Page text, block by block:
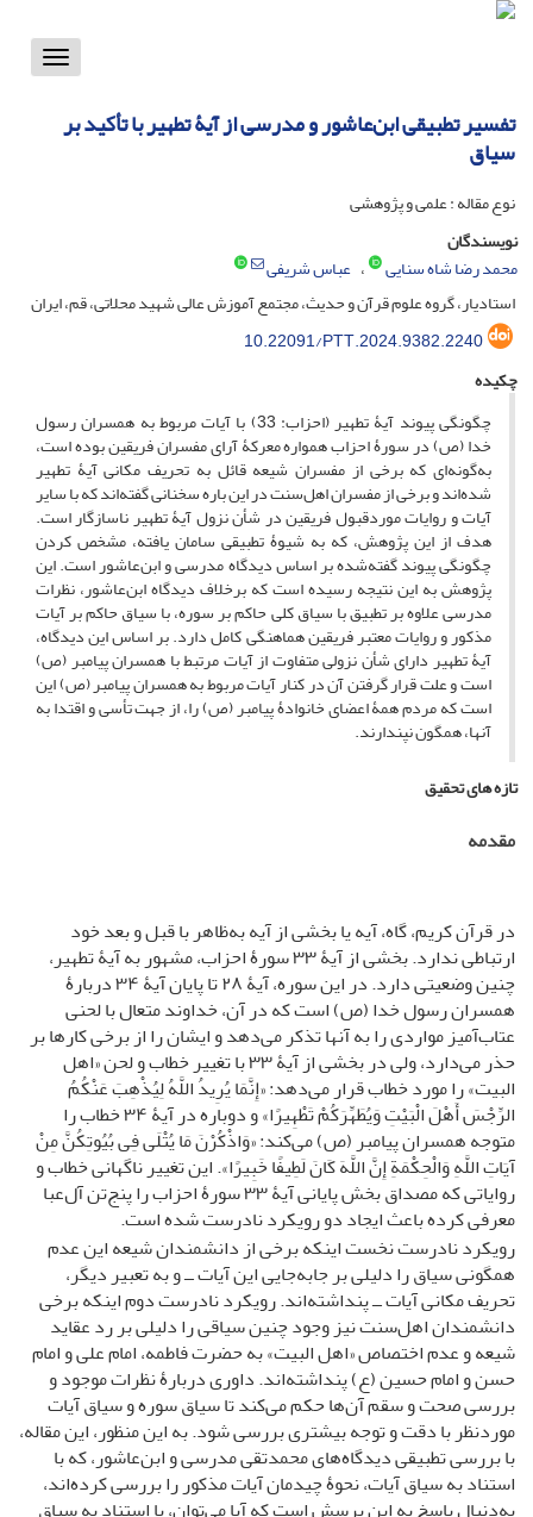
Toggle
تفسیر تطبیقی ابن‌عاشور و مدرسی از آیۀ تطهیر با تأکید بر
سیاق
نوع مقاله : علمی و پژوهشی
نویسندگان
محمد رضا شاه سنایی
عباس شریفی
استادیار، گروه علوم قرآن و حدیث، مجتمع آموزش عالی شهید محلاتی، قم، ایران
10.22091/PTT.2024.9382.2240
چکیده
چگونگی پیوند آیۀ تطهیر (احزاب: 33) با آیات مربوط به همسران رسول
خدا (ص) در سورۀ احزاب همواره معرکۀ آرای مفسران فریقین بوده است،
به‌گونه‌ای که برخی از مفسران شیعه قائل به تحریف مکانی آیۀ تطهیر
شده‌اند و برخی از مفسران اهل‌سنت در این باره سخنانی گفته‌اند که با سایر
آیات و روایات موردقبول فریقین در شأن نزول آیۀ تطهیر ناسازگار است.
هدف از این پژوهش، که به شیوۀ تطبیقی سامان یافته، مشخص کردن
چگونگی پیوند گفته‌شده بر اساس دیدگاه مدرسی و ابن‌عاشور است. این
پژوهش به این نتیجه رسیده است که برخلاف دیدگاه ابن‌عاشور، نظرات
مدرسی علاوه بر تطبیق با سیاق کلی حاکم بر سوره، با سیاق حاکم بر آیات
مذکور و روایات معتبر فریقین هماهنگی کامل دارد. بر اساس این دیدگاه،
آیۀ تطهیر دارای شأن نزولی متفاوت از آیات مرتبط با همسران پیامبر (ص)
است و علت قرار گرفتن آن در کنار آیات مربوط به همسران پیامبر (ص) این
است که مردم همۀ اعضای خانوادۀ پیامبر (ص) را، از جهت تأسی و اقتدا به
آنها، همگون نپندارند.
تازه های تحقیق
مقدمه
در قرآن کریم، گاه، آیه یا بخشی از آیه به‌ظاهر با قبل و بعد خود
ارتباطی ندارد. بخشی از آیۀ ۳۳ سورۀ احزاب، مشهور به آیۀ تطهیر،
چنین وضعیتی دارد. در این سوره، آیۀ ۲۸ تا پایان آیۀ ۳۴ دربارۀ
همسران رسول خدا (ص) است که در آن، خداوند متعال با لحنی
عتاب‌آمیز مواردی را به آنها تذکر می‌دهد و ایشان را از برخی کارها بر
حذر می‌دارد، ولی در بخشی از آیۀ ۳۳ با تغییر خطاب و لحن «اهل‌
البیت» را مورد خطاب قرار می‌دهد: «إِنَّمَا یُرِیدُ اللَّهُ لِیُذْهِبَ عَنْکُمُ
الرِّجْسَ أَهْلَ الْبَیْتِ وَیُطَهِّرَکُمْ تَطْهِیرًا» و دوباره در آیۀ ۳۴ خطاب را
متوجه همسران پیامبر (ص) می‌کند: «وَاذْکُرْنَ مَا یُتْلَى فِی بُیُوتِکُنَّ مِنْ
آیَاتِ اللَّهِ وَالْحِکْمَةِ إِنَّ اللَّهَ کَانَ لَطِیفًا خَبِیرًا». این تغییر ناگهانی خطاب و
روایاتی که مصداق بخش پایانی آیۀ ۳۳ سورۀ احزاب را پنج‌تن آل‌عبا
معرفی کرده باعث ایجاد دو رویکرد نادرست شده است.
رویکرد نادرست نخست اینکه برخی از دانشمندان شیعه این عدم
همگونی سیاق را دلیلی بر جابه‌جایی این آیات ــ و به تعبیر دیگر،
تحریف مکانی آیات ــ پنداشته‌اند. رویکرد نادرست دوم اینکه برخی
دانشمندان اهل‌سنت نیز وجود چنین سیاقی را دلیلی بر رد عقاید
شیعه و عدم اختصاص «اهل ‌البیت» به حضرت فاطمه، امام علی و امام
حسن و امام حسین (ع) پنداشته‌اند. داوری دربارۀ نظرات موجود و
بررسی صحت و سقم آن‌ها حکم می‌کند تا سیاق سوره و سیاق آیات
موردنظر با دقت و توجه بیشتری بررسی شود. به این منظور، این مقاله،
با بررسی تطبیقی دیدگاه‌های محمدتقی مدرسی و ابن‌عاشور، که با
استناد به سیاق آیات، نحوۀ چیدمان آیات مذکور را بررسی کرده‌اند،
به‌دنبال پاسخ به این پرسش است که آیا می‌توان، با استناد به سیاق